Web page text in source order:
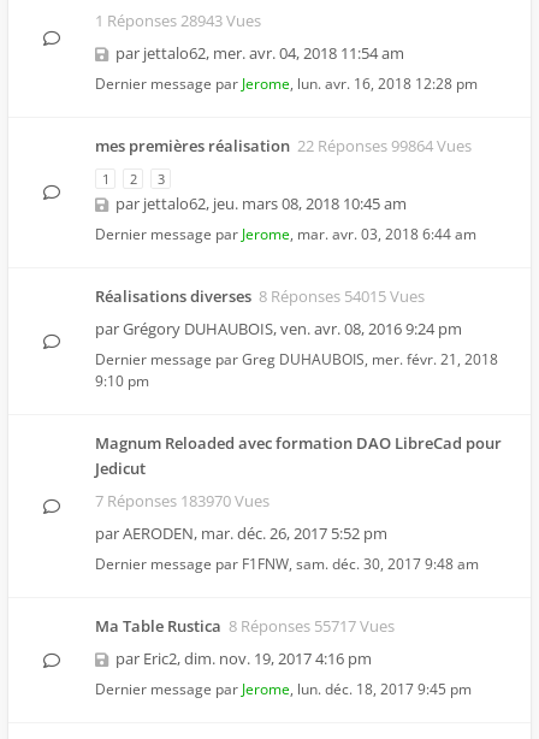
1 Réponses 28943 Vues
par jettalo62, mer. avr. 04, 2018 11:54 am
Dernier message par Jerome, lun. avr. 16, 2018 12:28 pm
mes premières réalisation 22 Réponses 99864 Vues
1 2 3
par jettalo62, jeu. mars 08, 2018 10:45 am
Dernier message par Jerome, mar. avr. 03, 2018 6:44 am
Réalisations diverses 8 Réponses 54015 Vues
parGrégory DUHAUBOIS,ven. avr. 08, 2016 9:24 pm
Dernier message parGreg DUHAUBOIS, mer. févr. 21, 2018
9:10 pm
Magnum Reloaded avec formation DAO LibreCad pour
Jedicut
7 Réponses 183970 Vues
parAERODEN, mar. déc. 26, 2017 5:52 pm
Dernier message par F1FNW, sam. déc. 30, 2017 9:48 am
Ma Table Rustica 8 Réponses 55717 Vues
par Eric2,dim. nov. 19, 2017 4:16 pm
Dernier message par Jerome, lun. déc. 18, 2017 9:45 pm